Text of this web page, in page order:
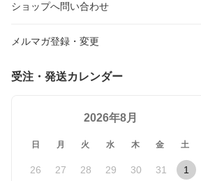
ショップへ問い合わせ
メルマガ登録・変更
受注・発送カレンダー
2026年8月
日 月 火 水 木 金 土
26 27 28 29 30 31 1